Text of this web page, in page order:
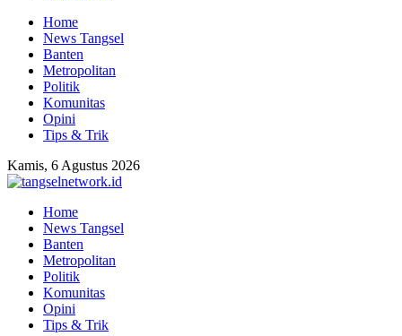
Home
News Tangsel
Banten
Metropolitan
Politik
Komunitas
Opini
Tips & Trik
Kamis, 6 Agustus 2026
Home
News Tangsel
Banten
Metropolitan
Politik
Komunitas
Opini
Tips & Trik